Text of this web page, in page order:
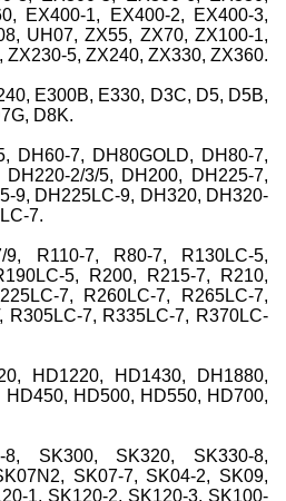
EX400-1, EX400-2, EX400-3,
UH07, ZX55, ZX70, ZX100-1,
5, ZX240, ZX330, ZX360.
E300B, E330, D3C, D5, D5B,
D8K.
DH60-7, DH80GOLD, DH80-7,
2/3/5, DH200, DH225-7,
9, DH225LC-9, DH320, DH320-
7.
9, R110-7, R80-7, R130LC-5,
5, R200, R215-7, R210,
7, R260LC-7, R265LC-7,
R305LC-7, R335LC-7, R370LC-
HD1220, HD1430, DH1880,
HD500, HD550, HD700,
8, SK300, SK320, SK330-8,
SK07-7, SK04-2, SK09,
1, SK120-2, SK120-3, SK100-